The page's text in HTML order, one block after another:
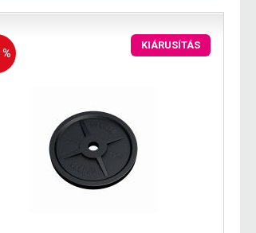
KIÁRUSÍTÁS